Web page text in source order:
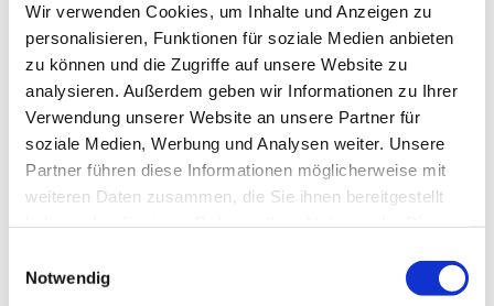
Wir verwenden Cookies, um Inhalte und Anzeigen zu
personalisieren, Funktionen für soziale Medien anbieten
zu können und die Zugriffe auf unsere Website zu
analysieren. Außerdem geben wir Informationen zu Ihrer
Verwendung unserer Website an unsere Partner für
soziale Medien, Werbung und Analysen weiter. Unsere
Partner führen diese Informationen möglicherweise mit
weiteren Daten zusammen, die Sie ihnen bereitgestellt
Notwendig
Dies könnte Sie auch
interessieren